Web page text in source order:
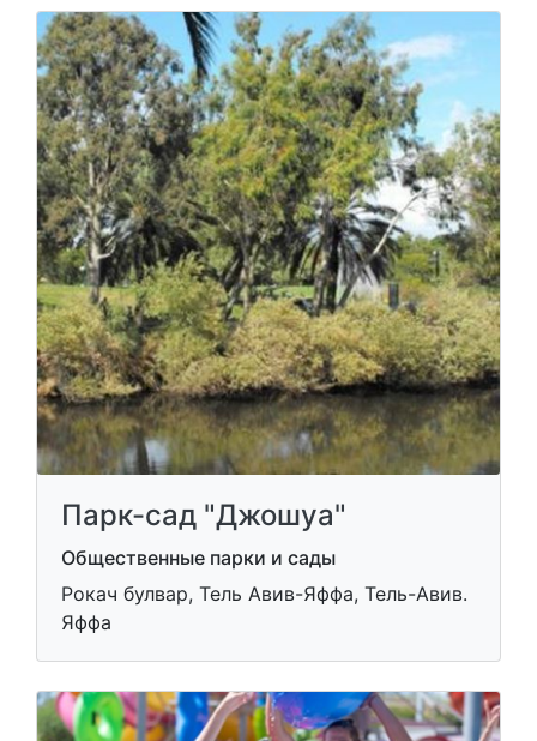
Парк-сад "Джошуа"
Общественные парки и сады
Рокач булвар, Тель Авив-Яффа, Тель-Авив.
Яффа